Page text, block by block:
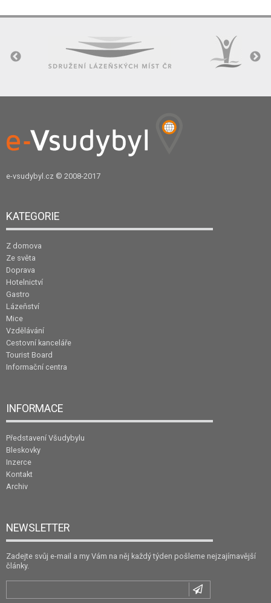
e-vsudybyl.cz © 2008-2017
KATEGORIE
Z domova
Ze světa
Doprava
Hotelnictví
Gastro
Lázeňství
Mice
Vzdělávání
Cestovní kanceláře
Tourist Board
Informační centra
INFORMACE
Představení Všudybylu
Bleskovky
Inzerce
Kontakt
Archiv
NEWSLETTER
Zadejte svůj e-mail a my Vám na něj každý týden pošleme nejzajímavější
články.